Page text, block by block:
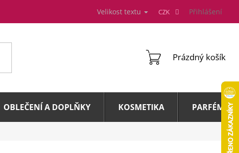
Velikost textu CZK Přihlášení
NÁKUPNÍ
Prázdný košík
OBLEČENÍ A DOPLŇKY KOSMETIKA PARFÉMY A